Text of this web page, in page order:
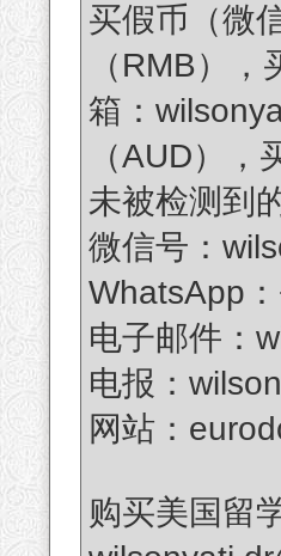
买假币（微
（RMB）
箱：
（AUD）
未被检测到
微信号：
WhatsApp
电子邮件：
电报：
网站：
购买美国留